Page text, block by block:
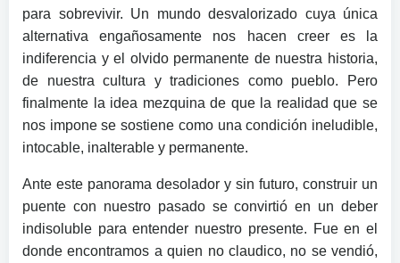
para sobrevivir. Un mundo desvalorizado cuya única
alternativa engañosamente nos hacen creer es la
indiferencia y el olvido permanente de nuestra historia,
de nuestra cultura y tradiciones como pueblo. Pero
finalmente la idea mezquina de que la realidad que se
nos impone se sostiene como una condición ineludible,
intocable, inalterable y permanente.
Ante este panorama desolador y sin futuro, construir un
puente con nuestro pasado se convirtió en un deber
indisoluble para entender nuestro presente. Fue en el
donde encontramos a quien no claudico, no se vendió,